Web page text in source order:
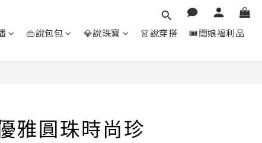
👜說包包 💎說珠寶 👗說穿搭 🎟️闆娘福利品
雅圓珠時尚珍